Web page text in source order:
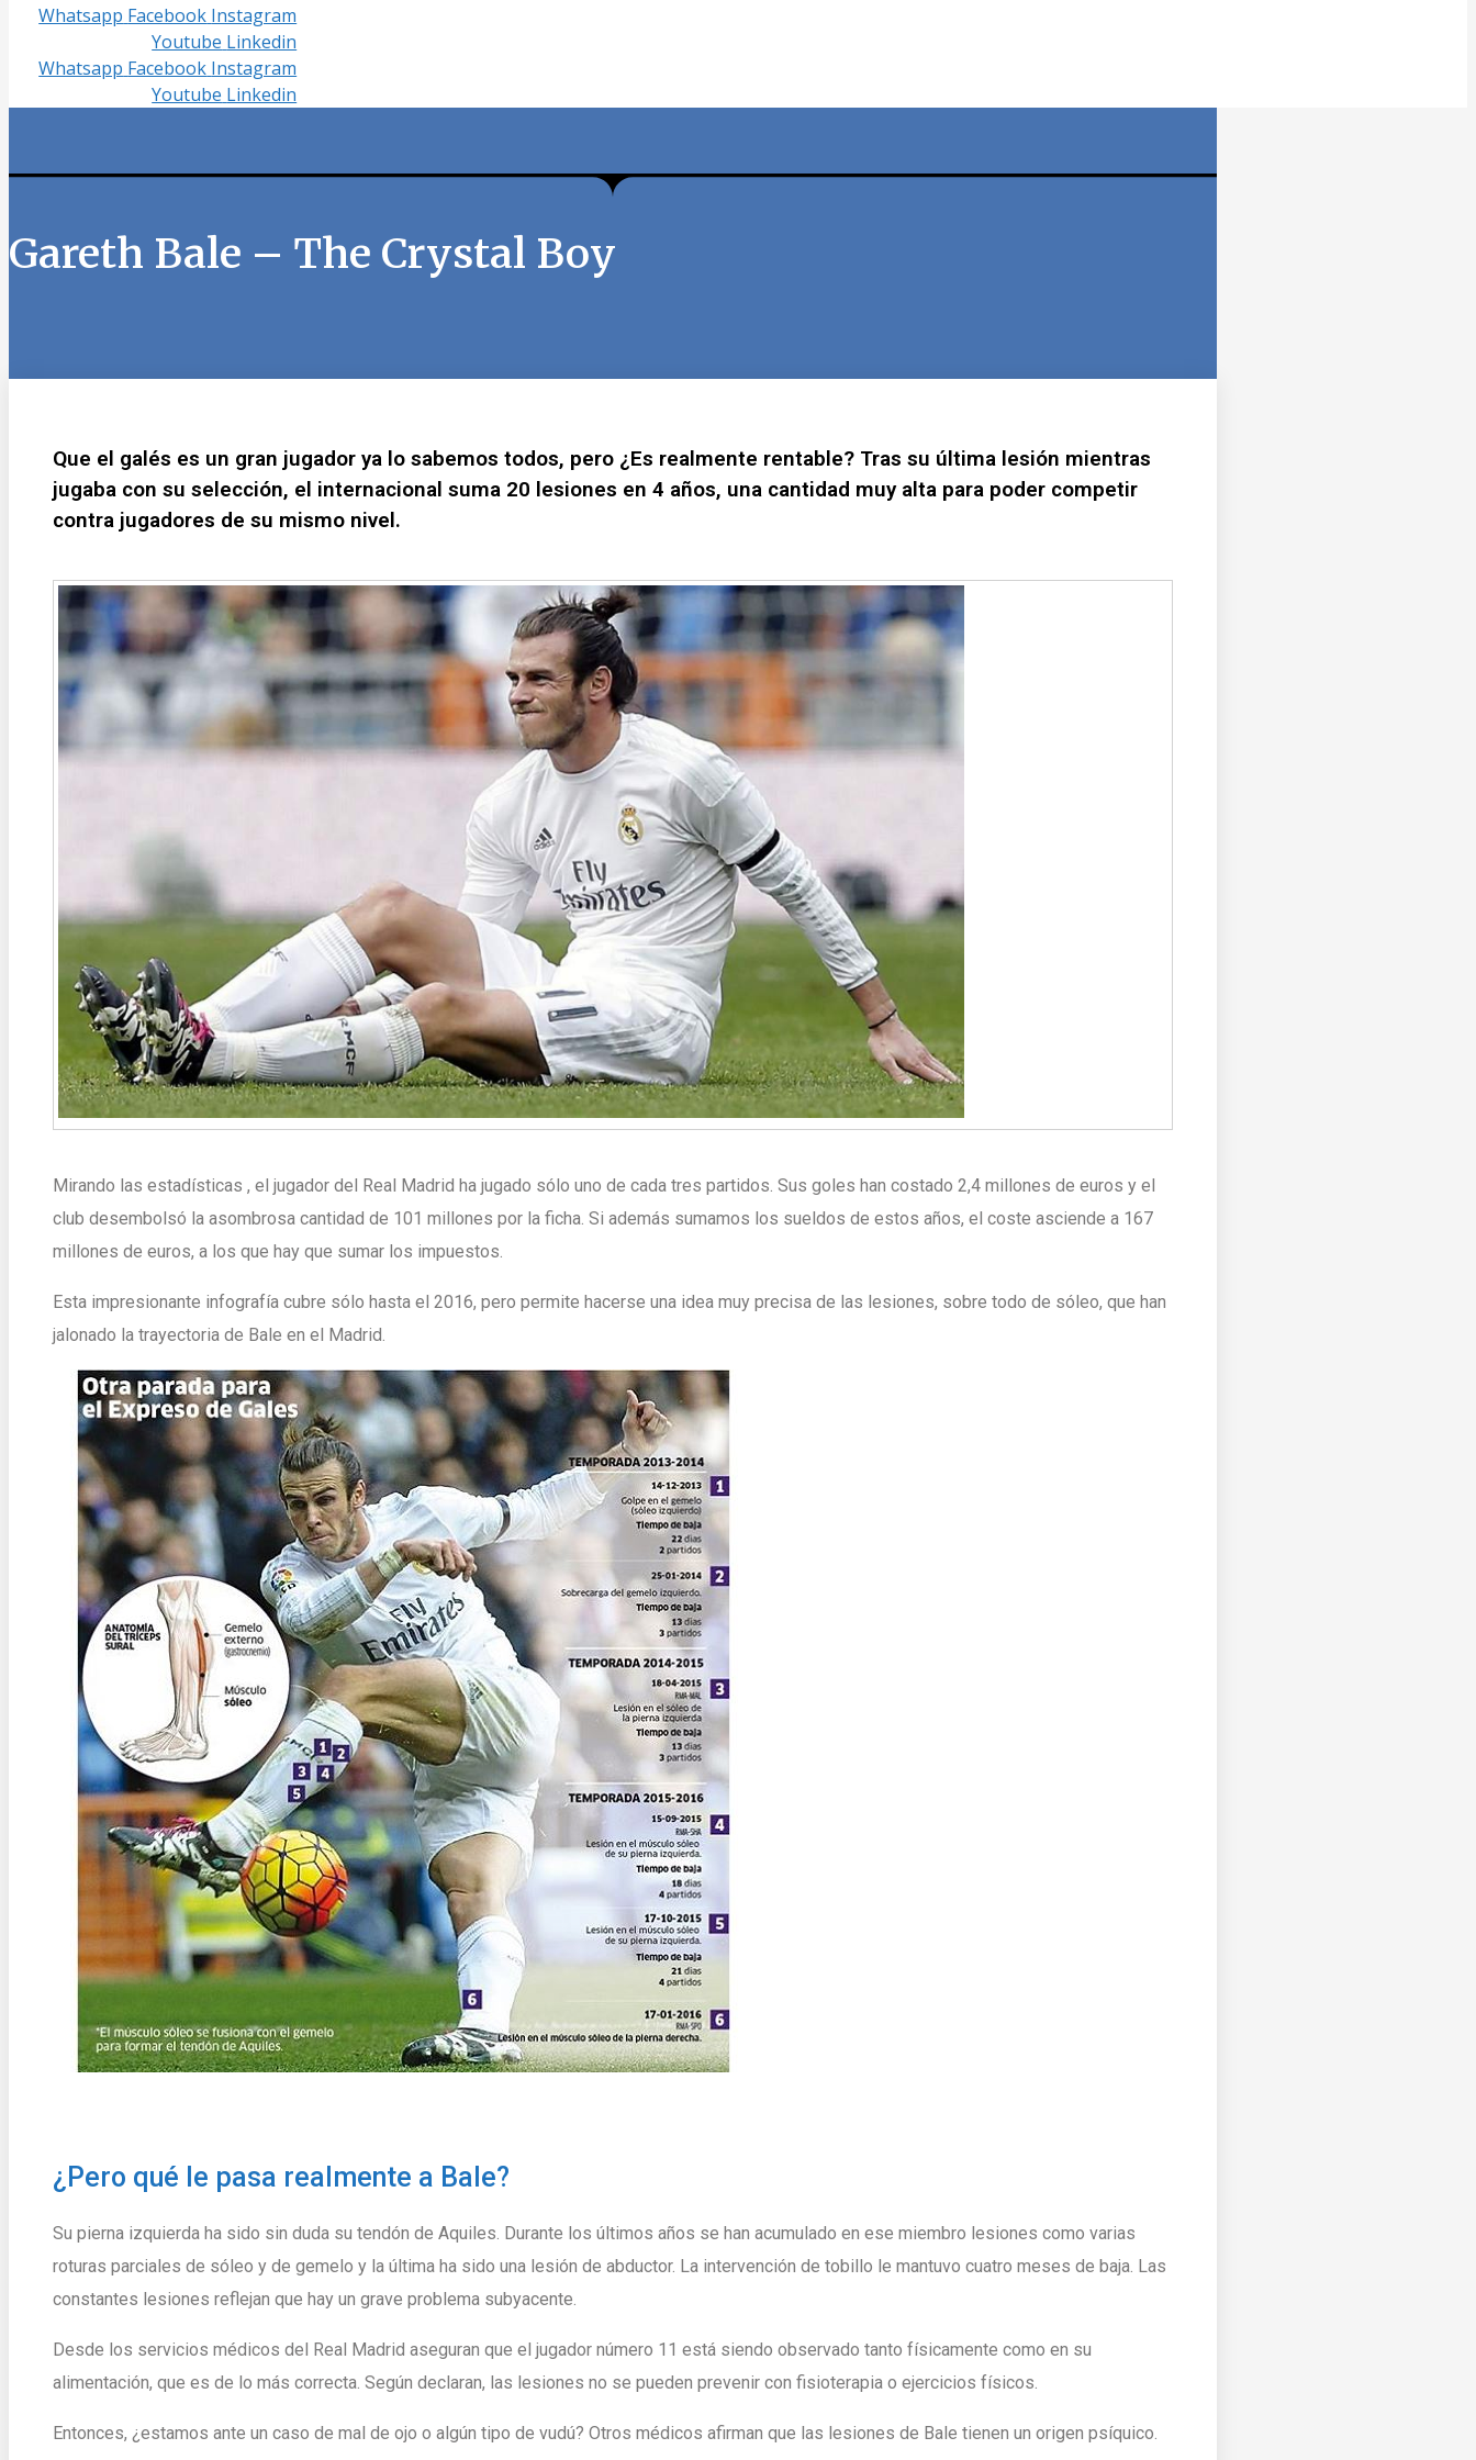
Whatsapp Facebook Instagram
Youtube Linkedin
Whatsapp Facebook Instagram
Youtube Linkedin
Gareth Bale – The Crystal Boy
Que el galés es un gran jugador ya lo sabemos todos, pero ¿Es realmente rentable? Tras su última lesión mientras
jugaba con su selección, el internacional suma 20 lesiones en 4 años, una cantidad muy alta para poder competir
contra jugadores de su mismo nivel.
Mirando las estadísticas , el jugador del Real Madrid ha jugado sólo uno de cada tres partidos. Sus goles han costado 2,4 millones de euros y el
club desembolsó la asombrosa cantidad de 101 millones por la ficha. Si además sumamos los sueldos de estos años, el coste asciende a 167
millones de euros, a los que hay que sumar los impuestos.
Esta impresionante infografía cubre sólo hasta el 2016, pero permite hacerse una idea muy precisa de las lesiones, sobre todo de sóleo, que han
jalonado la trayectoria de Bale en el Madrid.
¿Pero qué le pasa realmente a Bale?
Su pierna izquierda ha sido sin duda su tendón de Aquiles. Durante los últimos años se han acumulado en ese miembro lesiones como varias
roturas parciales de sóleo y de gemelo y la última ha sido una lesión de abductor. La intervención de tobillo le mantuvo cuatro meses de baja. Las
constantes lesiones reflejan que hay un grave problema subyacente.
Desde los servicios médicos del Real Madrid aseguran que el jugador número 11 está siendo observado tanto físicamente como en su
alimentación, que es de lo más correcta. Según declaran, las lesiones no se pueden prevenir con fisioterapia o ejercicios físicos.
Entonces, ¿estamos ante un caso de mal de ojo o algún tipo de vudú? Otros médicos afirman que las lesiones de Bale tienen un origen psíquico.